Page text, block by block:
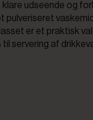
klare udseende og
pulveriseret
er et praktisk
servering af